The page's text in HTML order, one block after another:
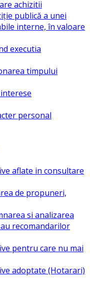
achizitii
publică a unei
interne, în valoare
executia
timpului
personal
aflate in consultare
de propuneri,
si analizarea
recomandarilor
pentru care nu mai
adoptate (Hotarari)